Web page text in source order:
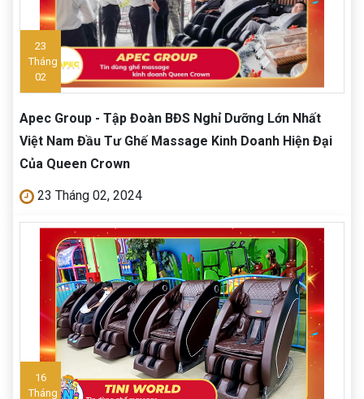
23
Tháng
02
Apec Group - Tập Đoàn BĐS Nghỉ Dưỡng Lớn Nhất
Việt Nam Đầu Tư Ghế Massage Kinh Doanh Hiện Đại
Của Queen Crown
23 Tháng 02, 2024
16
Tháng